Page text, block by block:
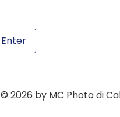
© 2026 by MC Photo di